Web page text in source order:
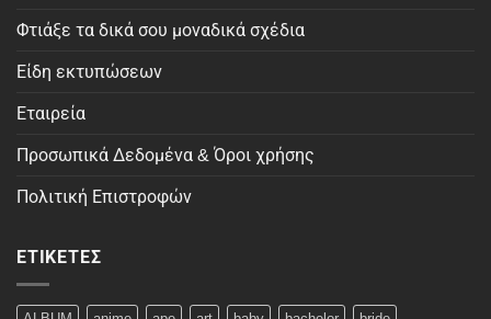
Φτιάξε τα δικά σου μοναδικά σχέδια
Είδη εκτυπώσεων
Εταιρεία
Προσωπικά Δεδομένα & Όροι χρήσης
Πολιτική Επιστροφών
ΕΤΙΚΈΤΕΣ